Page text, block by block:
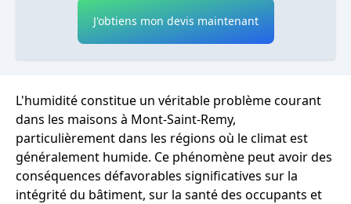
J'obtiens mon devis maintenant
L'humidité constitue un véritable problème courant
dans les maisons à Mont-Saint-Remy,
particulièrement dans les régions où le climat est
généralement humide. Ce phénomène peut avoir des
conséquences défavorables significatives sur la
intégrité du bâtiment, sur la santé des occupants et